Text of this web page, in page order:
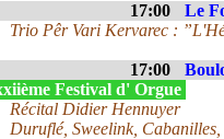
17:00 Le
Trio Pêr Vari Kervarec :
17:00
Festival d' Orgue
Récital Didier Hennuyer
Duruflé, Sweelink,